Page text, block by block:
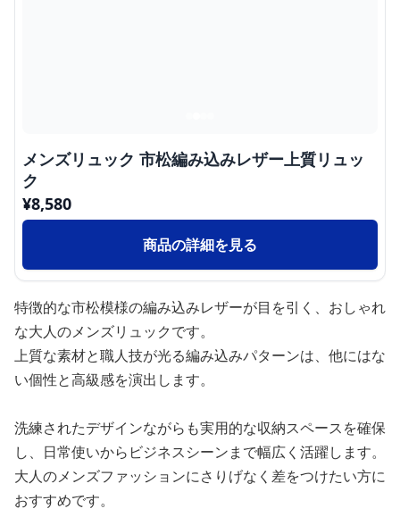
メンズリュック 市松編み込みレザー上質リュッ
ク
¥8,580
商品の詳細を見る
特徴的な市松模様の編み込みレザーが目を引く、おしゃれ
な大人のメンズリュックです。
上質な素材と職人技が光る編み込みパターンは、他にはな
い個性と高級感を演出します。
洗練されたデザインながらも実用的な収納スペースを確保
し、日常使いからビジネスシーンまで幅広く活躍します。
大人のメンズファッションにさりげなく差をつけたい方に
おすすめです。